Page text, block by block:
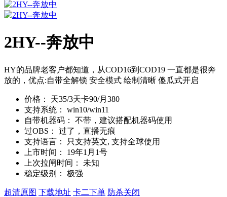
2HY--奔放中
HY的品牌老客户都知道，从COD16到COD19 一直都是很奔
放的，优点:自带全解锁 安全模式 绘制清晰 傻瓜式开启
价格：
天35/3天卡90/月380
支持系统：
win10/win11
自带机器码：
不带，建议搭配机器码使用
过OBS：
过了，直播无痕
支持语言：
只支持英文, 支持全球使用
上市时间：
19年1月1号
上次拉闸时间：
未知
稳定级别：
极强
超清原图 下载地址 卡二下单 防杀关闭